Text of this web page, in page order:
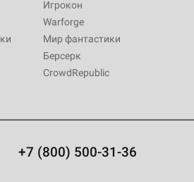
Игрокон
Warforge
Мир фантастики
Берсерк
CrowdRepublic
+7 (800) 500-31-36